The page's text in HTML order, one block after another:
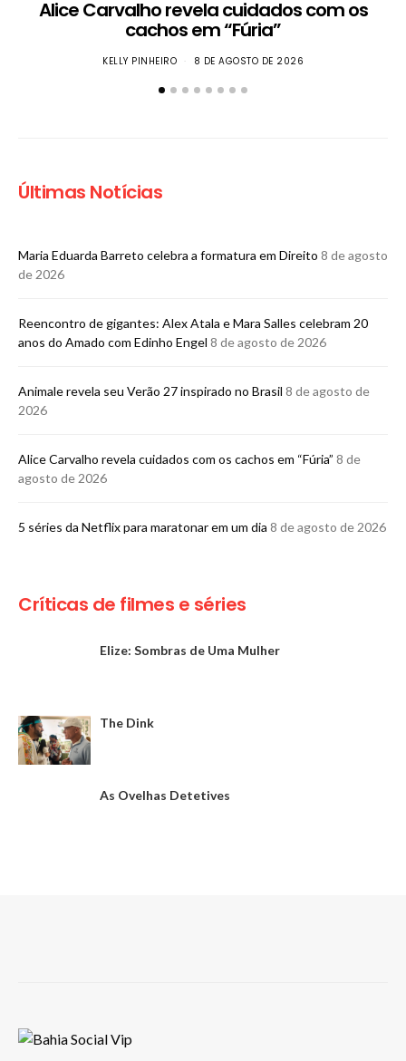
Alice Carvalho revela cuidados com os
cachos em “Fúria”
KELLY PINHEIRO 8 DE AGOSTO DE 2026
Últimas Notícias
Maria Eduarda Barreto celebra a formatura em Direito 8 de agosto
de 2026
Reencontro de gigantes: Alex Atala e Mara Salles celebram 20
anos do Amado com Edinho Engel 8 de agosto de 2026
Animale revela seu Verão 27 inspirado no Brasil 8 de agosto de
2026
Alice Carvalho revela cuidados com os cachos em “Fúria” 8 de
agosto de 2026
5 séries da Netflix para maratonar em um dia 8 de agosto de 2026
Críticas de filmes e séries
Elize: Sombras de Uma Mulher
The Dink
As Ovelhas Detetives